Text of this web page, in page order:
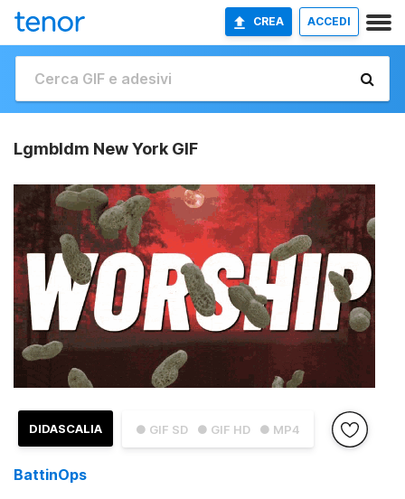
CREA ACCEDI
Lgmbldm New York GIF
● GIF SD ● GIF HD ● MP4
DIDASCALIA
BattinOps